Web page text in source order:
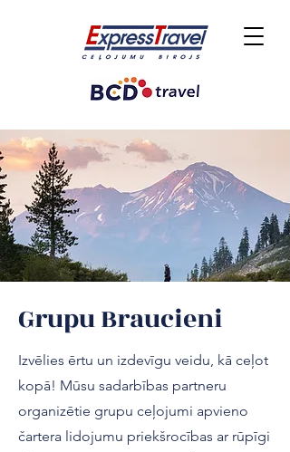
Grupu Braucieni
Izvēlies ērtu un izdevīgu veidu, kā ceļot
kopā! Mūsu sadarbības partneru
organizētie grupu ceļojumi apvieno
čartera lidojumu priekšrocības ar rūpīgi